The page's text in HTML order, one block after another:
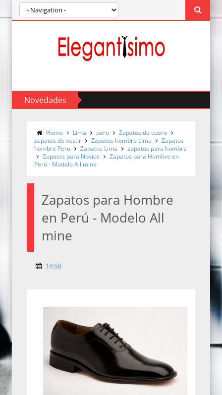
Novedades
Home Lima peru
Zapatos de cuero
zapatos de vestir
Zapatos hombre Lima
Zapatos
hombre Peru
Zapatos Lima
zapatos para hombre
Zapatos para Novios
Zapatos para Hombre en
Perú - Modelo All mine
Zapatos para Hombre
en Perú - Modelo All
mine
14:58